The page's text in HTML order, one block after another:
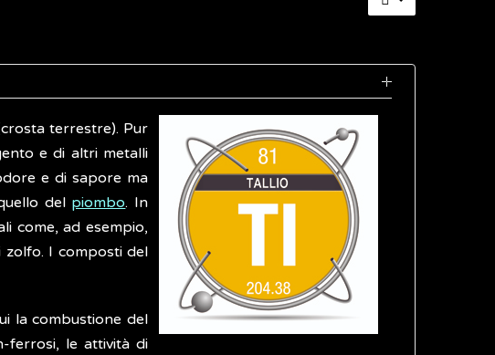
terrestre). Pur
e di altri metalli
e di sapore ma
del piombo. In
come, ad esempio,
zolfo. I composti del
la combustione del
ferrosi, le attività di